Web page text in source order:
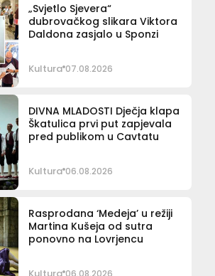
„Svjetlo Sjevera“
dubrovačkog slikara Viktora
Daldona zasjalo u Sponzi
Kultura 07.08.2026
DIVNA MLADOSTI Dječja klapa
Škatulica prvi put zapjevala
pred publikom u Cavtatu
Kultura 06.08.2026
Rasprodana ‘Medeja’ u režiji
Martina Kušeja od sutra
ponovno na Lovrjencu
06.08.2026